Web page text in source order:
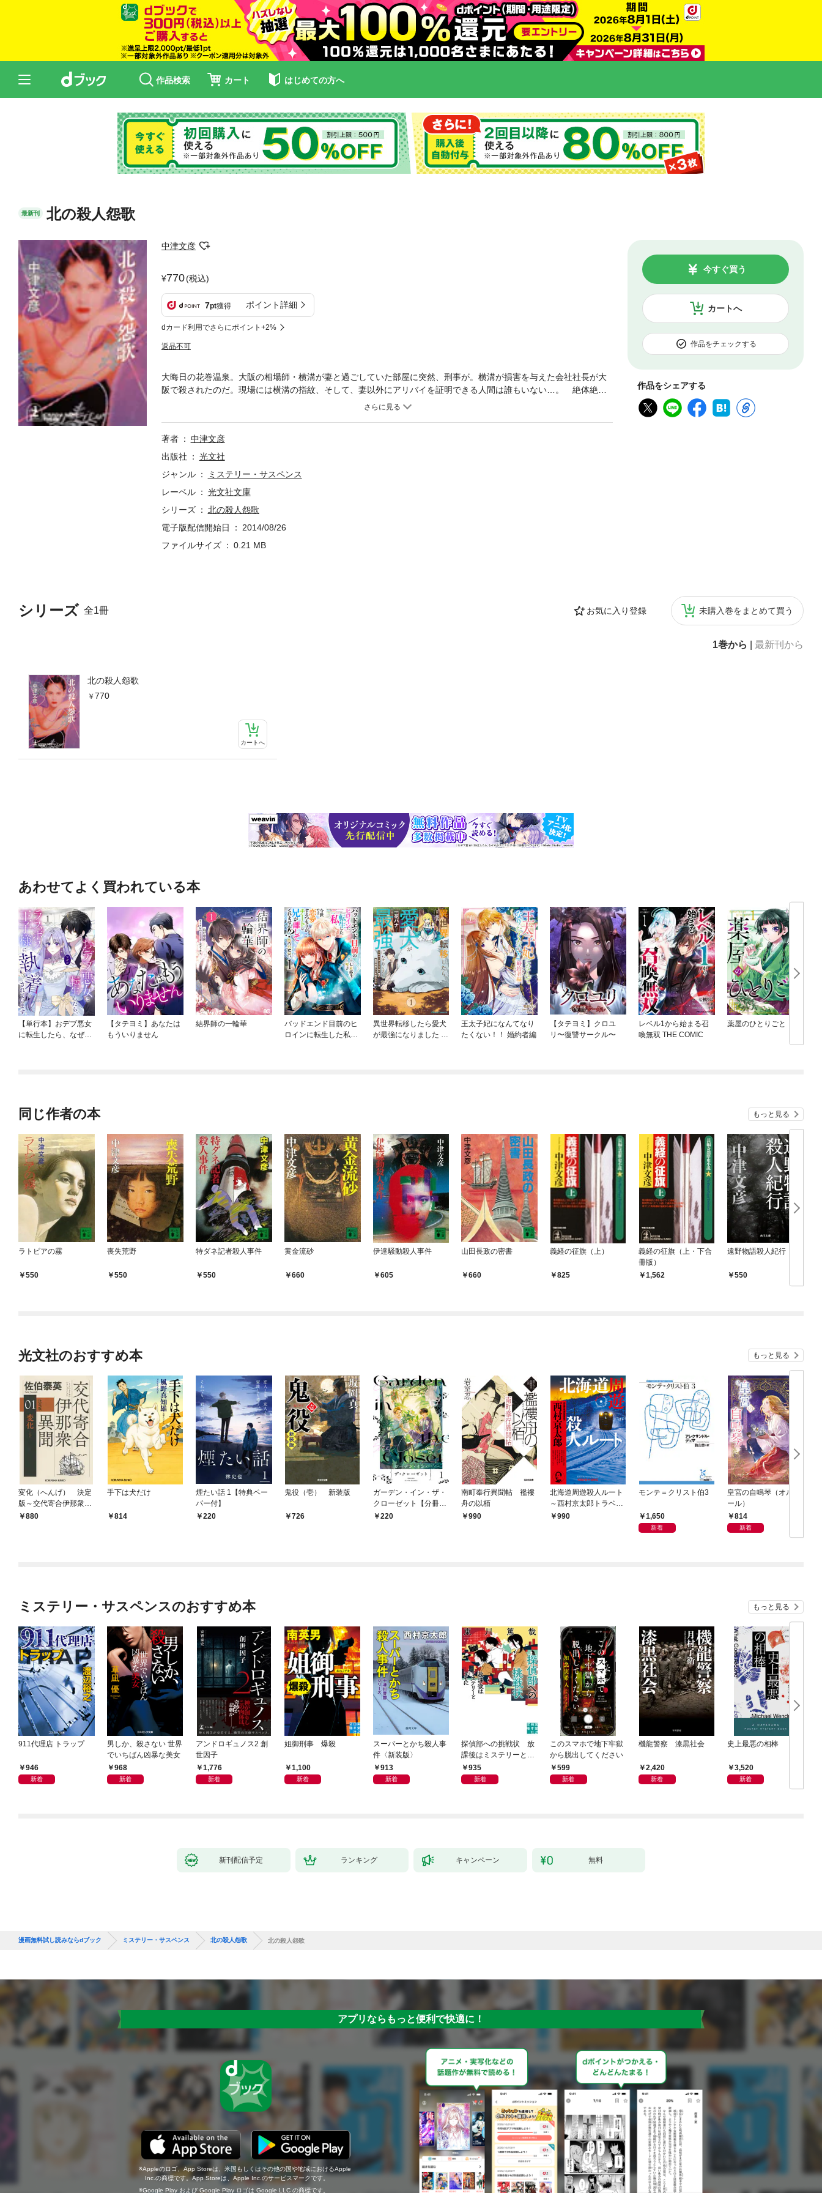
作品検索 カート はじめての方へ
最新刊 北の殺人怨歌
中津文彦
770(税込)
7pt獲得 ポイント詳細
dカード利用でさらにポイント+2%
返品不可
カートへ
今すぐ買う
作品をチェックする
作品をシェアする
シリーズ 全1冊 お気に入り登録 未購入巻をまとめて買う
1巻から 最新刊から
北の殺人怨歌
770
カートへ
大晦日の花巻温泉。大阪の相場師・横溝が妻と過ごしていた部屋に突然、刑事が。横溝が損害を与えた会社社長が大
阪で殺されたのだ。現場には横溝の指紋、そして、妻以外にアリバイを証明できる人間は誰もいない…。 絶体絶命
の横溝。どんでん返しの妙！（「疑惑の直行便」） 北国の魅力を知りつくす著者が、それぞれの街を舞台に情緒豊
著者
中津文彦
出版社
光文社
ジャンル
ミステリー・サスペンス
レーベル
光文社文庫
シリーズ
北の殺人怨歌
電子版配信開始日
2014/08/26
ファイルサイズ
0.21 MB
あわせてよく買われている本
【単行本】おデブ悪女
に転生したら、なぜか
【タテヨミ】あなたは
もういりません
結界師の一輪華
バッドエンド目前のヒ
ロインに転生した私、
異世界転移したら愛犬
が最強になりました ～
王太子妃になんてなり
たくない！！ 婚約者編
【タテヨミ】クロユ
リ〜復讐サークル〜
レベル1から始まる召
喚無双 THE COMIC
薬屋のひとりごと
同じ作者の本 もっと見る
ラトビアの霧
550
喪失荒野
550
特ダネ記者殺人事件
550
黄金流砂
660
伊達騒動殺人事件
605
山田長政の密書
660
義経の征旗（上）
825
義経の征旗（上・下合
冊版）
1,562
遠野物語殺人紀行
550
光文社のおすすめ本 もっと見る
変化（へんげ） 決定
版～交代寄合伊那衆異
聞（1）～
880
手下は犬だけ
814
煙たい話 1【特典ペー
パー付】
220
鬼役（壱） 新装版
726
ガーデン・イン・ザ・
クローゼット【分冊
版】1
220
南町奉行異聞帖 襤褸
舟の以栢
990
北海道周遊殺人ルート
～西村京太郎トラベル
ミステリー・セレクシ
990
モンテ＝クリスト伯3
1,650
新着
皇宮の自鳴琴（オルゴ
ール）
814
新着
ミステリー・サスペンスのおすすめ本 もっと見る
911代理店 トラップ
946
新着
男しか、殺さない 世界
でいちばん凶暴な美女
968
新着
アンドロギュノス2 創
世因子
1,776
新着
姐御刑事 爆殺
1,100
新着
スーパーとかち殺人事
件〈新装版〉
913
新着
探偵部への挑戦状 放
課後はミステリーとと
もに 新装版
935
新着
このスマホで地下牢獄
から脱出してください
599
新着
機龍警察 漆黒社会
2,420
新着
史上最悪の相棒
3,520
新着
新刊配信予定 ランキング キャンペーン 無料
漫画無料試し読みならdブック ミステリー・サスペンス 北の殺人怨歌 北の殺人怨歌
アプリならもっと便利で快適に！
Appleのロゴ、App Storeは、米国もしくはその他の国や地域におけるApple
Inc.の商標です。App Storeは、Apple Inc.のサービスマークです。
Google Play および Google Play ロゴは Google LLC の商標です。